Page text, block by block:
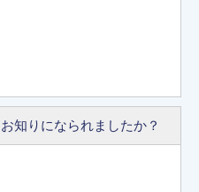
知りになられましたか？